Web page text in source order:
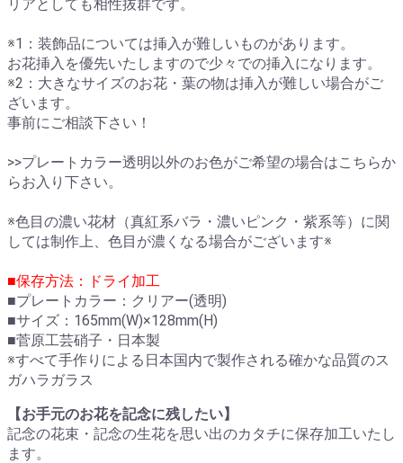
リアとしても相性抜群です。
※1：装飾品については挿入が難しいものがあります。
お花挿入を優先いたしますので少々での挿入になります。
※2：大きなサイズのお花・葉の物は挿入が難しい場合がご
ざいます。
事前にご相談下さい！
>>プレートカラー透明以外のお色がご希望の場合はこちらか
らお入り下さい。
※色目の濃い花材（真紅系バラ・濃いピンク・紫系等）に関
しては制作上、色目が濃くなる場合がございます※
■保存方法：ドライ加工
■プレートカラー：クリアー(透明)
■サイズ：165mm(W)×128mm(H)
■菅原工芸硝子・日本製
※すべて手作りによる日本国内で製作される確かな品質のス
ガハラガラス
【お手元のお花を記念に残したい】
記念の花束・記念の生花を思い出のカタチに保存加工いたし
ます。